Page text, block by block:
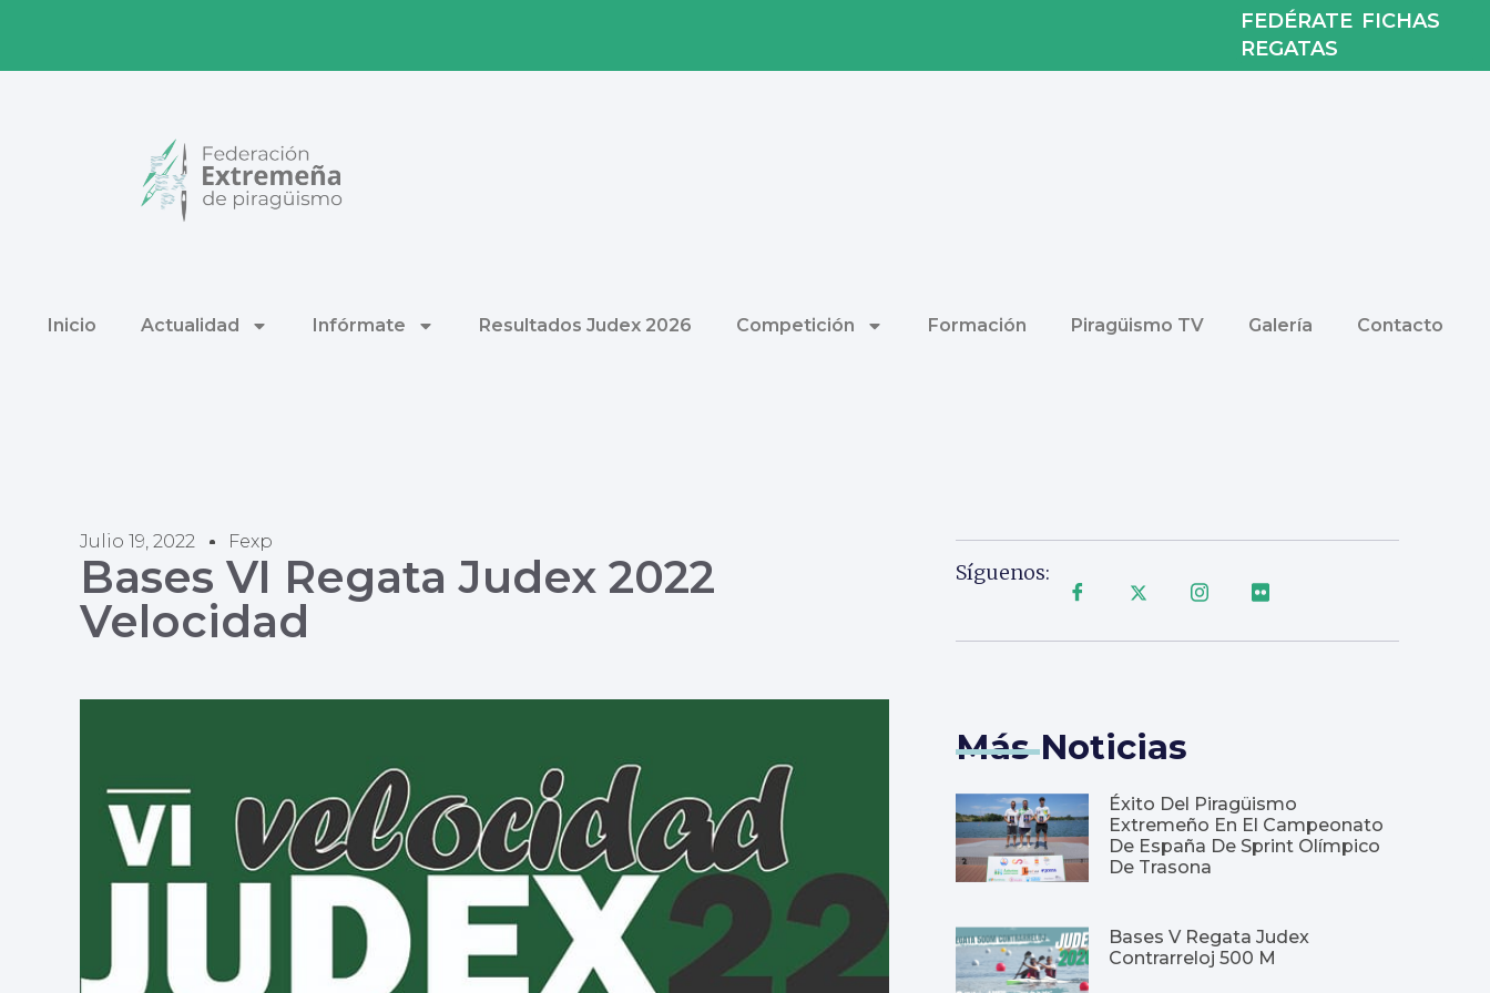
FEDÉRATE FICHAS
REGATAS
Inicio Actualidad Infórmate Resultados Judex 2026 Competición Formación Piragüismo TV Galería Contacto
Julio 19, 2022 Fexp
Bases VI Regata Judex 2022
Velocidad
Síguenos:
Más Noticias
Éxito Del Piragüismo
Extremeño En El Campeonato
De España De Sprint Olímpico
De Trasona
Bases V Regata Judex
Contrarreloj 500 M